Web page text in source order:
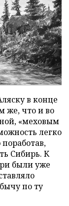
в конце
же, что и во
«меховым
легко
Сибирь. К
были уже
по ту